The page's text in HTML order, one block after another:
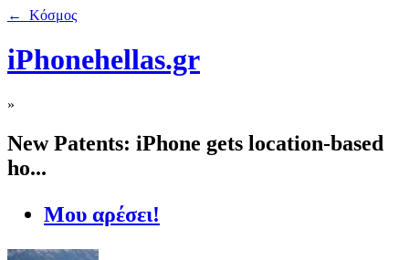
← Κόσμος
iPhonehellas.gr
»
New Patents: iPhone gets location-based
ho...
Μου αρέσει!